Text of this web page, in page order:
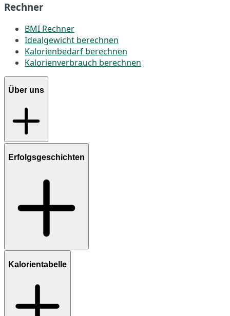
Rechner
BMI Rechner
Idealgewicht berechnen
Kalorienbedarf berechnen
Kalorienverbrauch berechnen
Über uns
Erfolgsgeschichten
Kalorientabelle